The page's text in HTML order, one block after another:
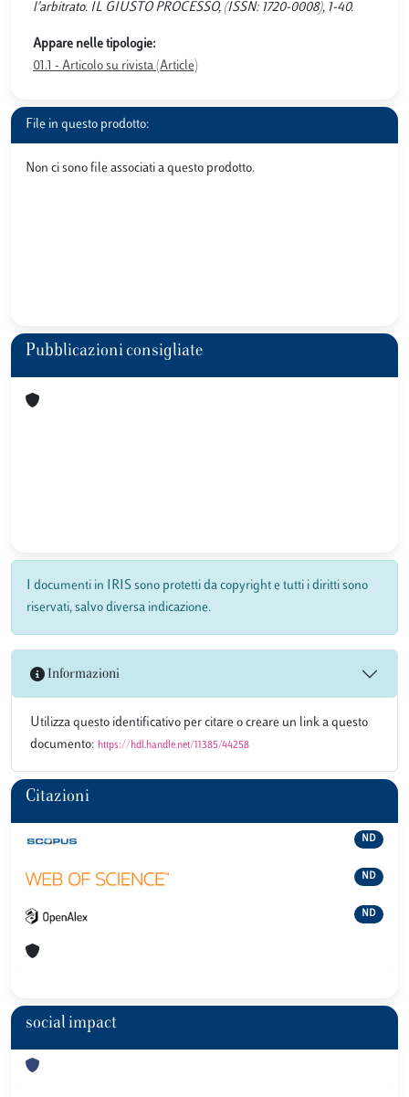
l’arbitrato. IL GIUSTO PROCESSO, (ISSN: 1720-0008), 1-40.
Appare nelle tipologie:
01.1 - Articolo su rivista (Article)
File in questo prodotto:
Non ci sono file associati a questo prodotto.
Pubblicazioni consigliate
I documenti in IRIS sono protetti da copyright e tutti i diritti sono
riservati, salvo diversa indicazione.
Informazioni
Utilizza questo identificativo per citare o creare un link a questo
documento: https://hdl.handle.net/11385/44258
Citazioni
ND
ND
ND
social impact